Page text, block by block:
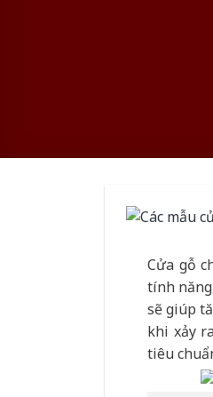
Cửa gỗ
tính
sẽ giúp
khi xảy
tiêu